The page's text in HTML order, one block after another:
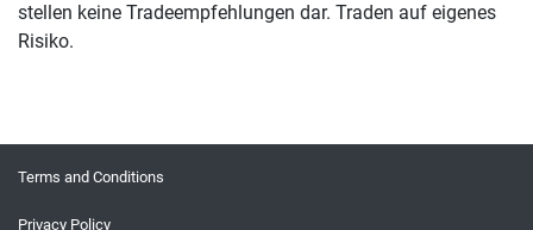
stellen keine Tradeempfehlungen dar. Traden auf eigenes
Risiko.
Terms and Conditions
Privacy Policy